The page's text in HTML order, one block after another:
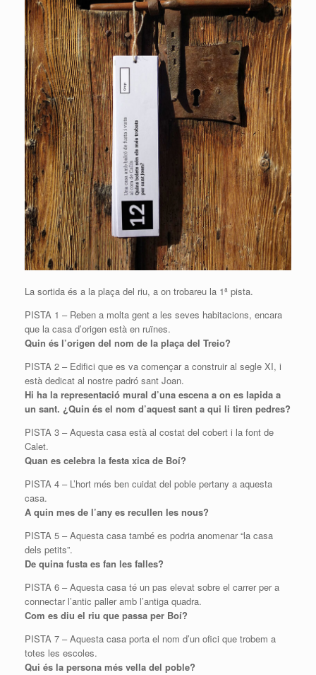
La sortida és a la plaça del riu, a on trobareu la 1ª pista.
PISTA 1 – Reben a molta gent a les seves habitacions, encara
que la casa d’origen està en ruïnes.
Quin és l’origen del nom de la plaça del Treio?
PISTA 2 – Edifici que es va començar a construir al segle XI, i
està dedicat al nostre padró sant Joan.
Hi ha la representació mural d’una escena a on es lapida a
un sant. ¿Quin és el nom d’aquest sant a qui li tiren pedres?
PISTA 3 – Aquesta casa està al costat del cobert i la font de
Calet.
Quan es celebra la festa xica de Boí?
PISTA 4 – L’hort més ben cuidat del poble pertany a aquesta
casa.
A quin mes de l’any es recullen les nous?
PISTA 5 – Aquesta casa també es podria anomenar “la casa
dels petits”.
De quina fusta es fan les falles?
PISTA 6 – Aquesta casa té un pas elevat sobre el carrer per a
connectar l’antic paller amb l’antiga quadra.
Com es diu el riu que passa per Boí?
PISTA 7 – Aquesta casa porta el nom d’un ofici que trobem a
totes les escoles.
Qui és la persona més vella del poble?